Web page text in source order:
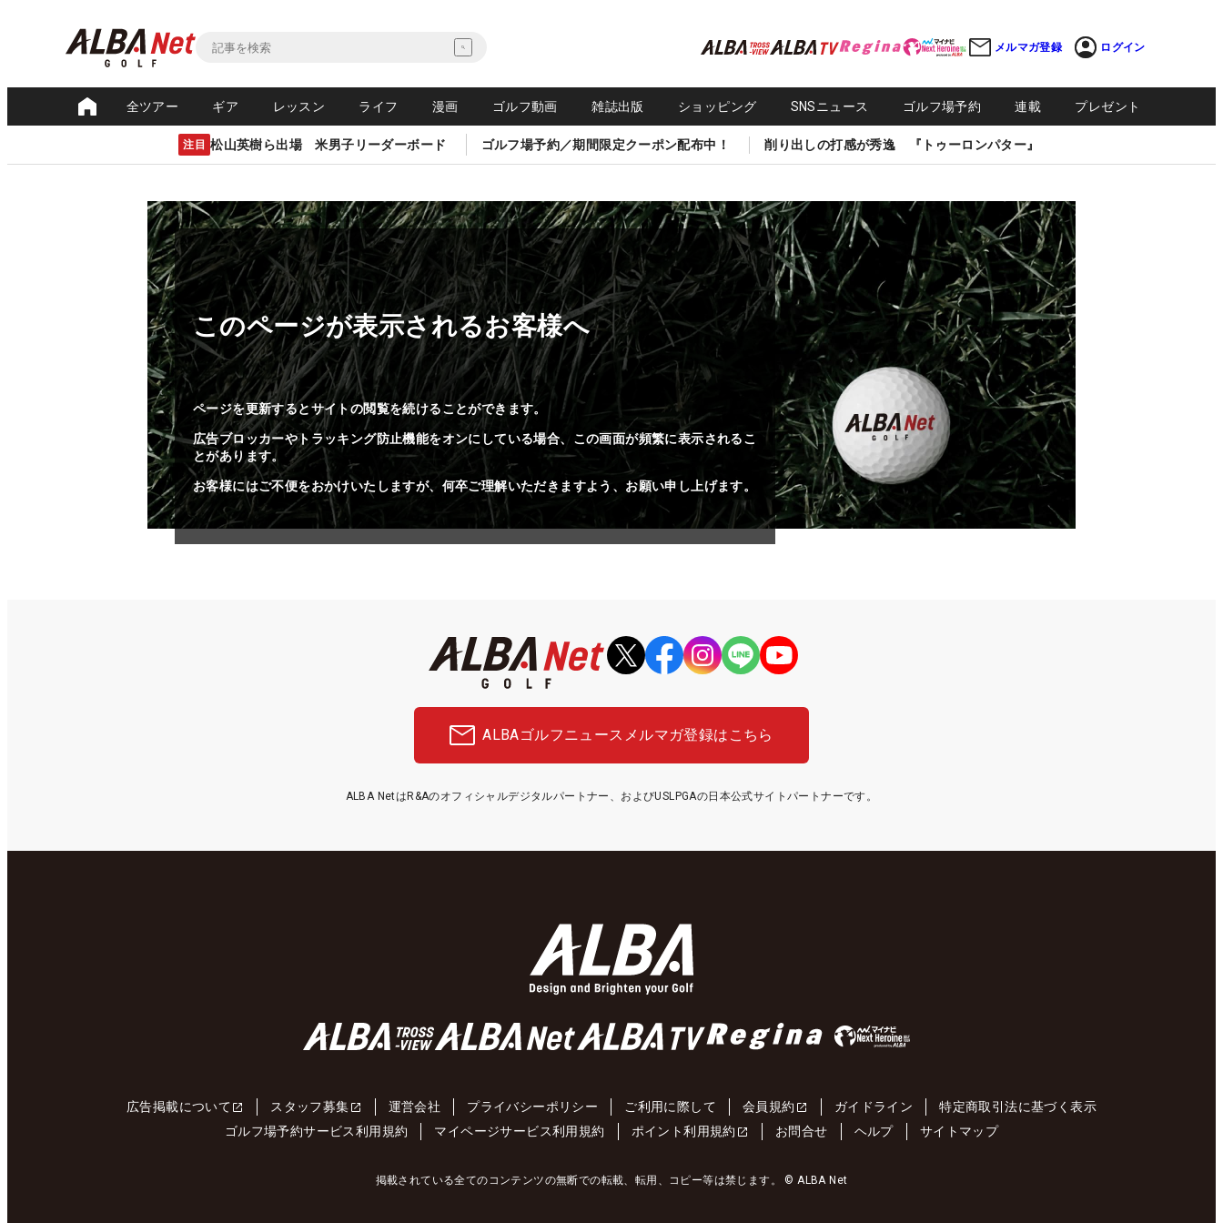
メルマガ登録 ログイン
全ツアー ギア レッスン ライフ 漫画 ゴルフ動画 雑誌出版 ショッピング SNSニュース ゴルフ場予約 連載 プレゼント
注目 松山英樹ら出場 米男子リーダーボード ゴルフ場予約／期間限定クーポン配布中！ 削り出しの打感が秀逸 『トゥーロンパター』
このページが表示されるお客様へ
ページを更新するとサイトの閲覧を続けることができます。
広告ブロッカーやトラッキング防止機能をオンにしている場合、この画面が頻繁に表示されるこ
とがあります。
お客様にはご不便をおかけいたしますが、何卒ご理解いただきますよう、お願い申し上げます。
ALBAゴルフニュース メルマガ登録はこちら
ALBA NetはR&Aのオフィシャルデジタルパートナー、およびUSLPGAの日本公式サイトパートナーです。
広告掲載について スタッフ募集 運営会社 プライバシーポリシー ご利用に際して 会員規約 ガイドライン
特定商取引法に基づく表示
ゴルフ場予約サービス利用規約
マイページサービス利用規約 ポイント利用規約 お問合せ ヘルプ サイトマップ
掲載されている全てのコンテンツの無断での転載、転用、コピー等は禁じます。 © ALBA Net